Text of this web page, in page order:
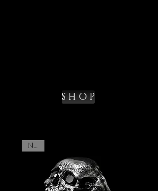
S H O P
New